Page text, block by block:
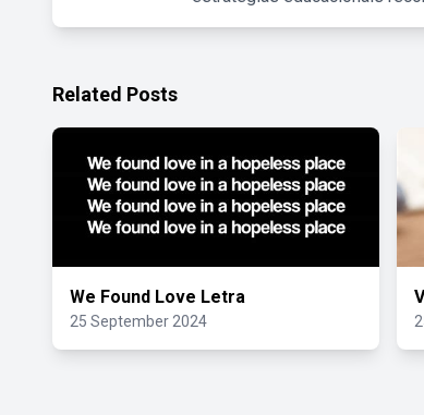
Related Posts
We Found Love Letra
25 September 2024